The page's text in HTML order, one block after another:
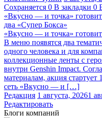
Сохраняется 0 В закладки 0
«Вкусно — и точка»
два «Супер Бокса»
«Вкусно — и точка»
В меню появятся два
одного человека и для
коллекционные ленты с
внутри Genshin Impact.
материалам, акция стартует
сеть «Вкусно — и […]
Редакция 1 августа, 20261
Редактировать
Блоги компаний